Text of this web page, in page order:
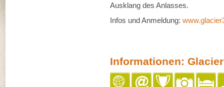
Ausklang des Anlasses.
Infos und Anmeldung:
Informationen: